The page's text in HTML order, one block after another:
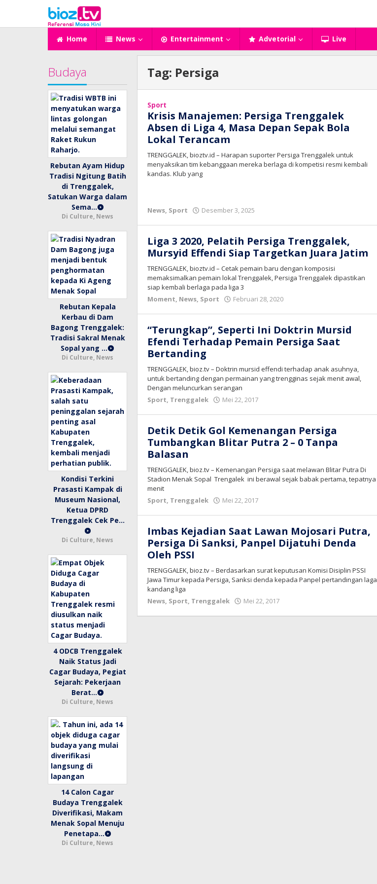
konten
Home News Entertainment Advetorial Live
Budaya
Rebutan Ayam Hidup
Tradisi Ngitung Batih
di Trenggalek,
Satukan Warga dalam
Sema…
Di Culture, News
Rebutan Kepala
Kerbau di Dam
Bagong Trenggalek:
Tradisi Sakral Menak
Sopal yang …
Di Culture, News
Kondisi Terkini
Prasasti Kampak di
Museum Nasional,
Ketua DPRD
Trenggalek Cek Pe…
Di Culture, News
4 ODCB Trenggalek
Naik Status Jadi
Cagar Budaya, Pegiat
Sejarah: Pekerjaan
Berat…
Di Culture, News
14 Calon Cagar
Budaya Trenggalek
Diverifikasi, Makam
Menak Sopal Menuju
Penetapa…
Di Culture, News
Tag: Persiga
Sport
Krisis Manajemen: Persiga Trenggalek
Absen di Liga 4, Masa Depan Sepak Bola
Lokal Terancam
TRENGGALEK, bioztv.id – Harapan suporter Persiga Trenggalek untuk
menyaksikan tim kebanggaan mereka berlaga di kompetisi resmi kembali
kandas. Klub yang
News, Sport Desember 3, 2025
tv
Liga 3 2020, Pelatih Persiga Trenggalek,
Mursyid Effendi Siap Targetkan Juara Jatim
TRENGGALEK, bioztv.id – Cetak pemain baru dengan komposisi
memaksimalkan pemain lokal Trenggalek, Persiga Trenggalek dipastikan
siap kembali berlaga pada liga 3
Moment, News, Sport Februari 28, 2020
tv
“Terungkap”, Seperti Ini Doktrin Mursid
Efendi Terhadap Pemain Persiga Saat
Bertanding
TRENGGALEK, bioz.tv – Doktrin mursid effendi terhadap anak asuhnya,
untuk bertanding dengan permainan yang trengginas sejak menit awal,
Dengan meluncurkan serangan
Sport, Trenggalek Mei 22, 2017
tv
Detik Detik Gol Kemenangan Persiga
Tumbangkan Blitar Putra 2 – 0 Tanpa
Balasan
TRENGGALEK, bioz.tv – Kemenangan Persiga saat melawan Blitar Putra Di
Stadion Menak Sopal Trengalek ini berawal sejak babak pertama, tepatnya
menit
Sport, Trenggalek Mei 22, 2017
tv
Imbas Kejadian Saat Lawan Mojosari Putra,
Persiga Di Sanksi, Panpel Dijatuhi Denda
Oleh PSSI
TRENGGALEK, bioz.tv – Berdasarkan surat keputusan Komisi Disiplin PSSI
Jawa Timur kepada Persiga, Sanksi denda kepada Panpel pertandingan laga
kandang liga
News, Sport, Trenggalek Mei 22, 2017
tv